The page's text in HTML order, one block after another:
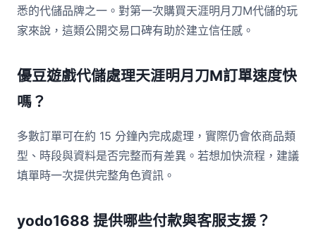
悉的代儲品牌之一。對第一次購買天涯明月刀M代儲的玩
家來說，這類公開交易口碑有助於建立信任感。
優豆遊戲代儲處理天涯明月刀M訂單速度快
嗎？
多數訂單可在約 15 分鐘內完成處理，實際仍會依商品類
型、時段與資料是否完整而有差異。若想加快流程，建議
填單時一次提供完整角色資訊。
yodo1688 提供哪些付款與客服支援？